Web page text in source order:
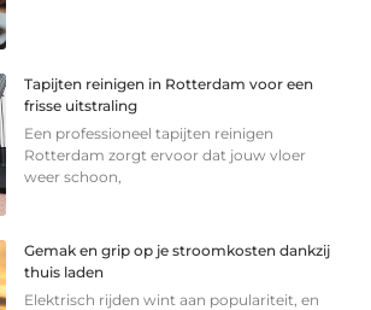
Tapijten reinigen in Rotterdam voor een
frisse uitstraling
Een professioneel tapijten reinigen
Rotterdam zorgt ervoor dat jouw vloer
weer schoon,
Gemak en grip op je stroomkosten dankzij
thuis laden
Elektrisch rijden wint aan populariteit, en